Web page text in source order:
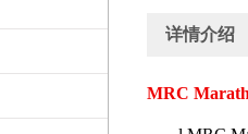
详情介绍
MRC